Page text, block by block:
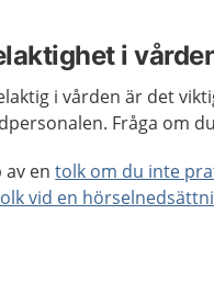
i
i vården är det
Fråga om
av entolk om du inte
vid en